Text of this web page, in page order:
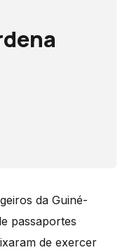
da Guiné-
passaportes
de exercer